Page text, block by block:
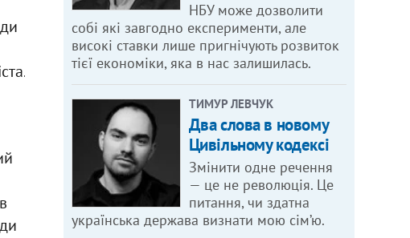
НБУ може дозволити
собі які завгодно експерименти, але
високі ставки лише пригнічують розвиток
тієї економіки, яка в нас залишилась.
ТИМУР ЛЕВЧУК
Два слова в новому
Цивільному кодексі
Змінити одне речення
— це не революція. Це
питання, чи здатна
українська держава визнати мою сім’ю.